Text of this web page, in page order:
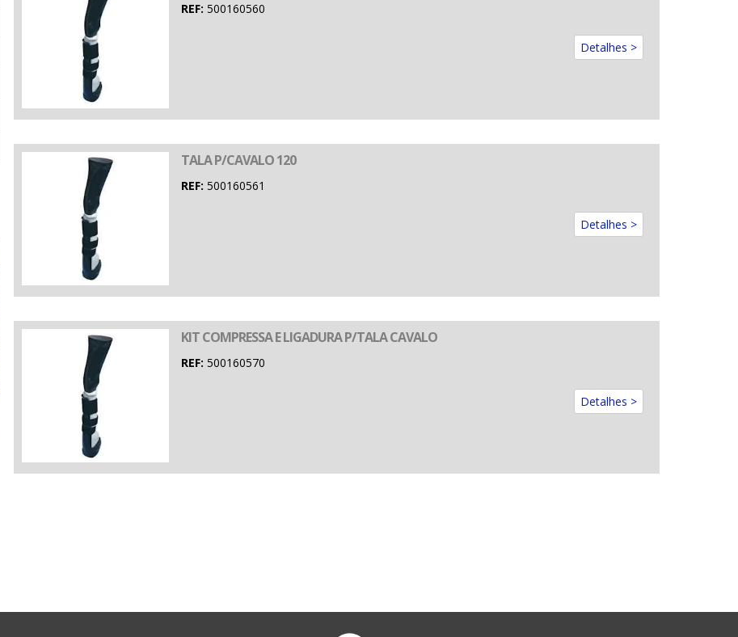
REF: 500160560
Detalhes >
TALA P/CAVALO 120
REF: 500160561
Detalhes >
KIT COMPRESSA E LIGADURA P/TALA CAVALO
REF: 500160570
Detalhes >